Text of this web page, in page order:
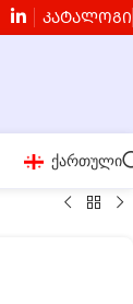
ᲙᲐᲢᲐᲚᲝᲒᲘ
ქართული